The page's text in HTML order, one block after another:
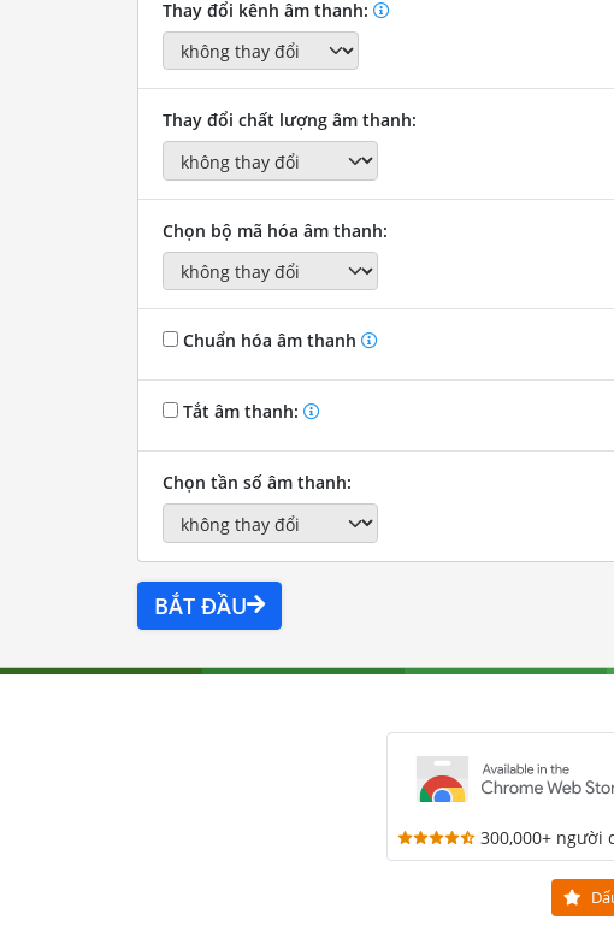
Thay đổi kênh âm thanh:
Thay đổi chất lượng âm thanh:
Chọn bộ mã hóa âm thanh:
Chuẩn hóa âm thanh
Tắt âm thanh:
Chọn tần số âm thanh:
BẮT ĐẦU
300,000+ người